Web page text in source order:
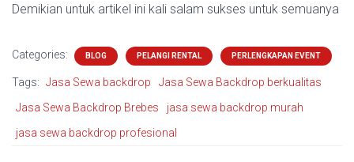
Demikian untuk artikel ini kali salam sukses untuk semuanya
Categories: BLOG PELANGI RENTAL PERLENGKAPAN EVENT
Tags: Jasa Sewa backdrop
Jasa Sewa Backdrop berkualitas
Jasa Sewa Backdrop Brebes
jasa sewa backdrop murah
jasa sewa backdrop profesional